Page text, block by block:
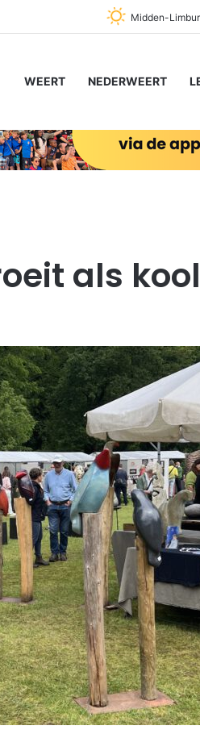
Midden-
WEERT NEDERWEERT
als kool